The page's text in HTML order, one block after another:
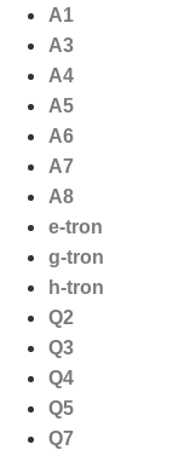
naar
inhoud
A1
A3
A4
A5
A6
A7
A8
e-tron
g-tron
h-tron
Q2
Q3
Q4
Q5
Q7